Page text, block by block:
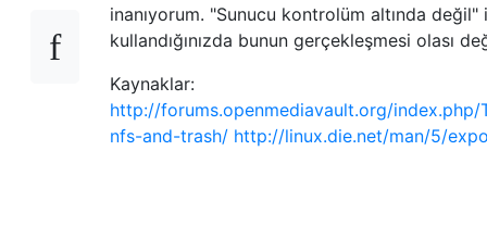
inanıyorum. "Sunucu kontrolüm altında değil"
kullandığınızda bunun gerçekleşmesi olası
Kaynaklar:
http://forums.openmediavault.org/index.php/
nfs-and-trash/ http://linux.die.net/man/5/